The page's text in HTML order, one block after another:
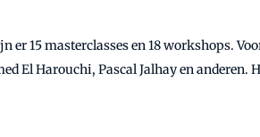
er 15 masterclasses en 18 workshops.
El Harouchi, Pascal Jalhay en anderen.